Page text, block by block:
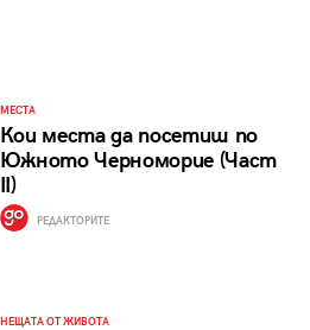
МЕСТА
Кои места да посетиш по
Южното Черноморие (Част
II)
РЕДАКТОРИТЕ
НЕЩАТА ОТ ЖИВОТА